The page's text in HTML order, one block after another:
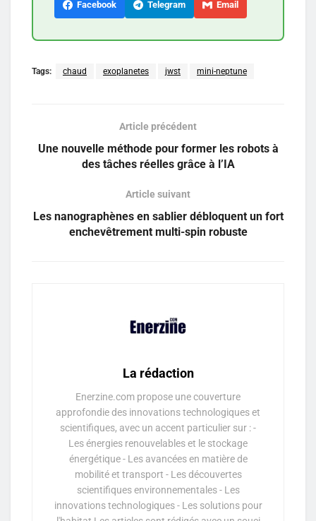
Facebook Telegram Email
Tags: chaud exoplanetes jwst mini-neptune
Article précédent
Une nouvelle méthode pour former les robots à
des tâches réelles grâce à l’IA
Article suivant
Les nanographènes en sablier débloquent un fort
enchevêtrement multi-spin robuste
La rédaction
Enerzine.com propose une couverture
approfondie des innovations technologiques et
scientifiques, avec un accent particulier sur : -
Les énergies renouvelables et le stockage
énergétique - Les avancées en matière de
mobilité et transport - Les découvertes
scientifiques environnementales - Les
innovations technologiques - Les solutions pour